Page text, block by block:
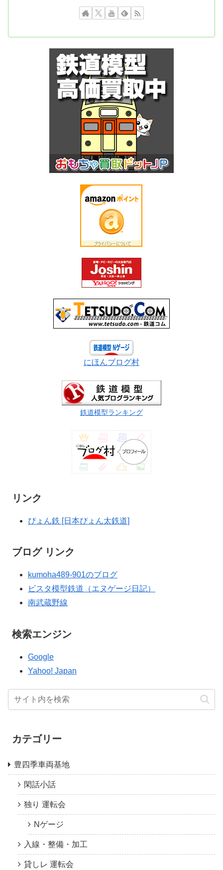
にほんブログ村
鉄道模型ランキング
リンク
ぴょん鉄 [日本ぴょん太鉄道]
ブログ リンク
kumoha489-901のブログ
ビスタ模型鉄道（エヌゲージ日記）
南武蔵野線
検索エンジン
Google
Yahoo! Japan
カテゴリー
豊四季車両基地
閑話小話
独り 運転会
Nゲージ
入線・整備・加工
貸しレ 運転会